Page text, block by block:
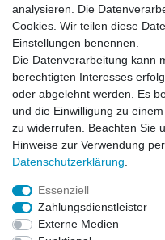
Vertrag
© Copyright
analysieren. Die
Cookies. Wir teilen diese
Einstellungen benennen.
Die Datenverarbeitung kann
berechtigten Interesses
oder abgelehnt werden. Es
und die Einwilligung zu
zu widerrufen. Beachten Sie
Hinweise zur Verwendung
Daten­schutz­erklärung
Essenziell
Zahlungsdienstleister
Externe Medien